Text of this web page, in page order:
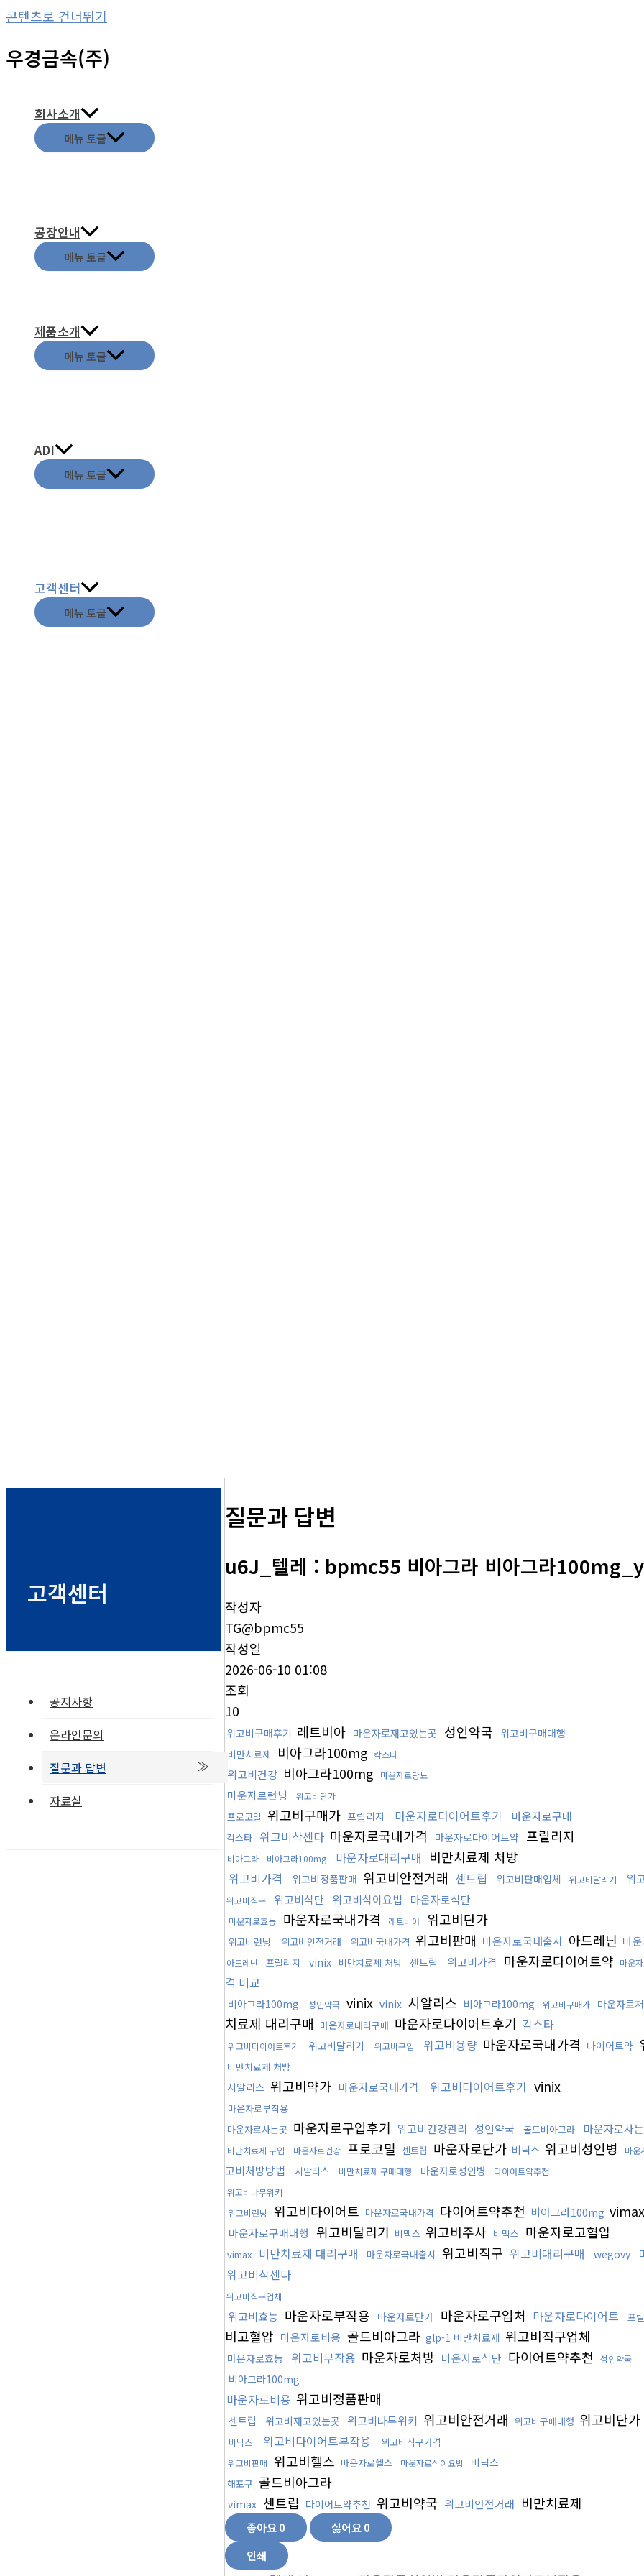
콘텐츠로 건너뛰기
우경금속(주)
회사소개
메뉴 토글
공장안내
메뉴 토글
제품소개
메뉴 토글
ADI
메뉴 토글
고객센터
메뉴 토글
고객센터
공지사항
온라인문의
질문과 답변
자료실
질문과 답변
u6J_텔레 : bpmc55 비아그라 비아그라
작성자
TG@bpmc55
작성일
2026-06-10 01:08
조회
10
위고비구매후기 레트비아 마운자로재고있는곳 성인약국 위고비구매대행
비만치료제 비아그라100mg 칵스타
위고비건강 비아그라100mg 마운자로당뇨
마운자로런닝 위고비단가
프로코밀 위고비구매가 프릴리지 마운자로다이어트후기 마운자로구매
칵스타 위고비삭센다 마운자로국내가격 마운자로다이어트약 프릴리지
비아그라 비아그라100mg 마운자로대리구매 비만치료제 처방
위고비가격 위고비정품판매 위고비안전거래 센트립 위고비판매업체 위고비달리기 위
위고비직구 위고비식단 위고비식이요법 마운자로식단
마운자로효능 마운자로국내가격 레트비아 위고비단가
위고비런닝 위고비안전거래 위고비국내가격 위고비판매 마운자로국내출시 아드레닌 마
아드레닌 프릴리지 vinix 비만치료제 처방 센트립 위고비가격 마운자로다이어트약 마운
격 비교
비아그라100mg 성인약국 vinix vinix 시알리스 비아그라100mg 위고비구매가 마운자로
치료제 대리구매 마운자로대리구매 마운자로다이어트후기 칵스타
위고비다이어트후기 위고비달리기 위고비구입 위고비용량 마운자로국내가격 다이어트약
비만치료제 처방
시알리스 위고비약가 마운자로국내가격 위고비다이어트후기 vinix
마운자로부작용
마운자로사는곳 마운자로구입후기 위고비건강관리 성인약국 골드비아그라 마운자로사
비만치료제 구입 마운자로건강 프로코밀 센트립 마운자로단가 비닉스 위고비성인병 마운
고비처방방법 시알리스 비만치료제 구매대행 마운자로성인병
다이어트약추천
위고비나무위키
위고비런닝
위고비다이어트 마운자로국내가격 다이어트약추천 비아그라100mg
마운자로구매대행 위고비달리기 비맥스 위고비주사 비맥스 마운자로고혈압
vimax 비만치료제 대리구매 마운자로국내출시 위고비직구 위고비대리구매 wegovy
위고비삭센다
위고비직구업체
위고비효능 마운자로부작용 마운자로단가 마운자로구입처 마운자로다이어트 프
비고혈압 마운자로비용 골드비아그라 glp-1 비만치료제 위고비직구업체
마운자로효능 위고비부작용 마운자로처방 마운자로식단 다이어트약추천 성인약국
비아그라100mg
마운자로비용 위고비정품판매
센트립 위고비재고있는곳 위고비나무위키 위고비안전거래 위고비구매대행 위고비단가
비닉스 위고비다이어트부작용 위고비직구가격
위고비판매 위고비헬스 마운자로헬스 마운자로식이요법 비닉스
해포쿠 골드비아그라
vimax 센트립 다이어트약추천 위고비약국 위고비안전거래 비만치료제
좋아요0 싫어요0
인쇄